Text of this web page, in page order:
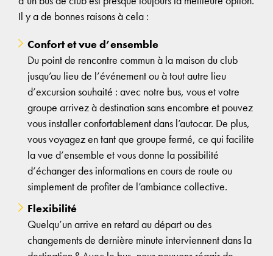
Il y a de bonnes raisons à cela :
Confort et vue d’ensemble
Du point de rencontre commun à la maison du club
jusqu’au lieu de l’événement ou à tout autre lieu
d’excursion souhaité : avec notre bus, vous et votre
groupe arrivez à destination sans encombre et pouvez
vous installer confortablement dans l’autocar. De plus,
vous voyagez en tant que groupe fermé, ce qui facilite
la vue d’ensemble et vous donne la possibilité
d’échanger des informations en cours de route ou
simplement de profiter de l’ambiance collective.
Flexibilité
Quelqu’un arrive en retard au départ ou des
changements de dernière minute interviennent dans la